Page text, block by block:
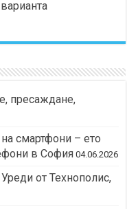
пресаждане,
смартфони – ето
в София 04.06.2026
от Технополис,